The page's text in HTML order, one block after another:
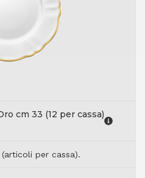
cm 33 (12 per cassa)
per cassa).